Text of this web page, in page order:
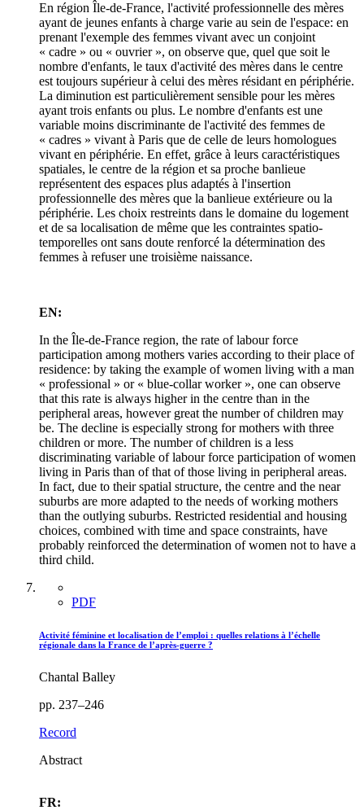
En région Île-de-France, l'activité professionnelle des mères
ayant de jeunes enfants à charge varie au sein de l'espace: en
prenant l'exemple des femmes vivant avec un conjoint
« cadre » ou « ouvrier », on observe que, quel que soit le
nombre d'enfants, le taux d'activité des mères dans le centre
est toujours supérieur à celui des mères résidant en périphérie.
La diminution est particulièrement sensible pour les mères
ayant trois enfants ou plus. Le nombre d'enfants est une
variable moins discriminante de l'activité des femmes de
« cadres » vivant à Paris que de celle de leurs homologues
vivant en périphérie. En effet, grâce à leurs caractéristiques
spatiales, le centre de la région et sa proche banlieue
représentent des espaces plus adaptés à l'insertion
professionnelle des mères que la banlieue extérieure ou la
périphérie. Les choix restreints dans le domaine du logement
et de sa localisation de même que les contraintes spatio-
temporelles ont sans doute renforcé la détermination des
femmes à refuser une troisième naissance.
EN:
In the Île-de-France region, the rate of labour force
participation among mothers varies according to their place of
residence: by taking the example of women living with a man
« professional » or « blue-collar worker », one can observe
that this rate is always higher in the centre than in the
peripheral areas, however great the number of children may
be. The decline is especially strong for mothers with three
children or more. The number of children is a less
discriminating variable of labour force participation of women
living in Paris than of that of those living in peripheral areas.
In fact, due to their spatial structure, the centre and the near
suburbs are more adapted to the needs of working mothers
than the outlying suburbs. Restricted residential and housing
choices, combined with time and space constraints, have
probably reinforced the determination of women not to have a
third child.
PDF
Activité féminine et localisation de l’emploi : quelles relations à l’échelle
régionale dans la France de l’après-guerre ?
Chantal Balley
pp. 237–246
Record
Abstract
FR: